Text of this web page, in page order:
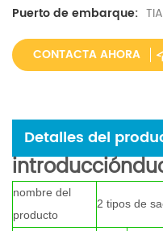
Puerto de embarque:
CONTACTA AHORA
Detalles del
nombre del
producto
2 tipos de